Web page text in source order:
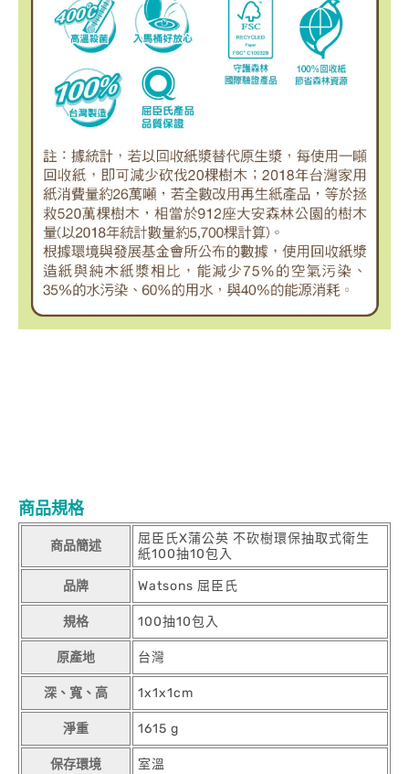
商品規格
商品簡述
屈臣氏X蒲公英 不砍樹環保抽取式衛生
紙100抽10包入
品牌 Watsons 屈臣氏
規格 100抽10包入
原產地 台灣
深、寬、高 1x1x1cm
淨重 1615 g
保存環境 室溫